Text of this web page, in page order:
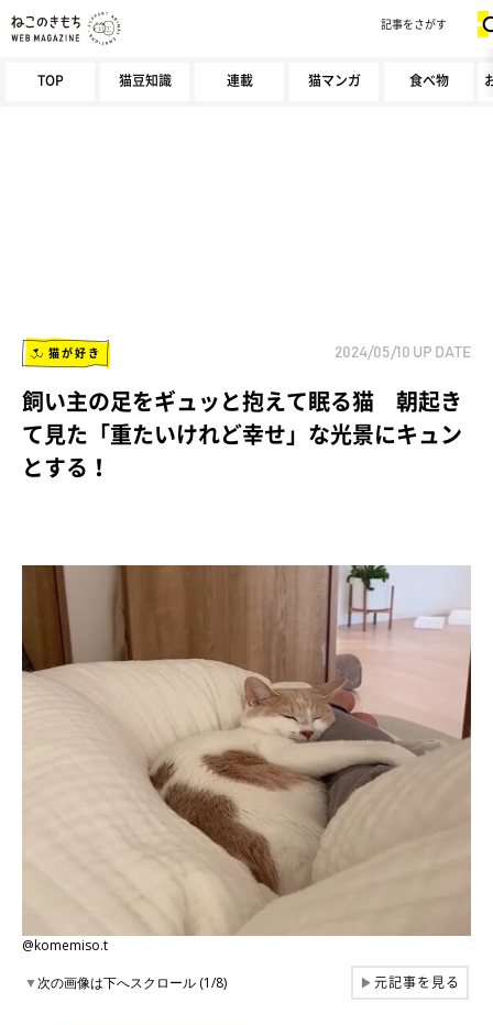
TOP 猫豆知識 連載 猫マンガ 食べ物
記事をさがす
猫が好き 2024/05/10 UP DATE
飼い主の足をギュッと抱えて眠る猫 朝起き
て見た「重たいけれど幸せ」な光景にキュン
とする！
@komemiso.t
▼次の画像は下へスクロール (1/8) ▶元記事を見る